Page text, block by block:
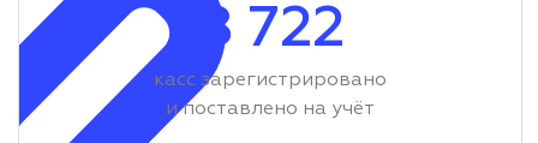
8 722
касс зарегистрировано
и поставлено на учёт